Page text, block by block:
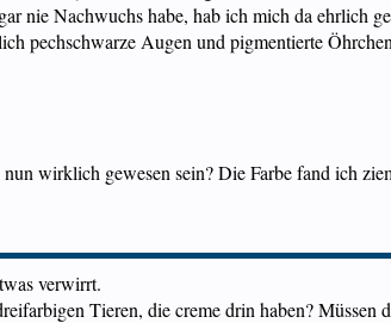
nie Nachwuchs habe, hab ich mich da ehrlich
pechschwarze Augen und pigmentierte
nun wirklich gewesen sein? Die Farbe fand ich
verwirrt.
Tieren, die creme drin haben?